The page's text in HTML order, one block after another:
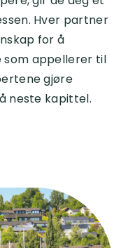
Hver partner
for å
som appellerer til
gjøre
neste kapittel.